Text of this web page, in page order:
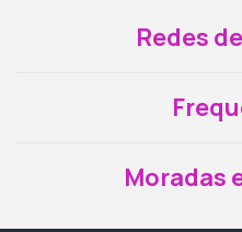
Redes
Moradas